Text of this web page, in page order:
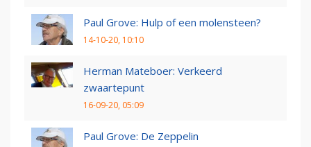
Paul Grove: Hulp of een molensteen?
14-10-20, 10:10
Herman Mateboer: Verkeerd
zwaartepunt
16-09-20, 05:09
Paul Grove: De Zeppelin